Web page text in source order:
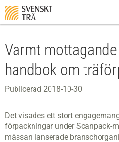
Varmt
handbok om
Publicerad 2018-10-30
Det visades ett stort
förpackningar under Scanpack-
mässan lanserade